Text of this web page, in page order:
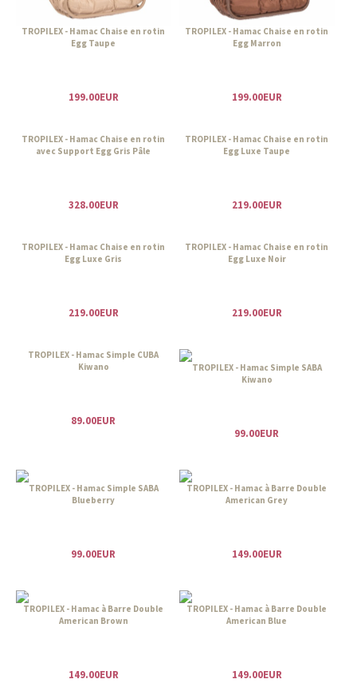
TROPILEX - Hamac Chaise en rotin
Egg Taupe
199.00EUR
TROPILEX - Hamac Chaise en rotin
Egg Marron
199.00EUR
TROPILEX - Hamac Chaise en rotin
avec Support Egg Gris Pâle
328.00EUR
TROPILEX - Hamac Chaise en rotin
Egg Luxe Taupe
219.00EUR
TROPILEX - Hamac Chaise en rotin
Egg Luxe Gris
219.00EUR
TROPILEX - Hamac Chaise en rotin
Egg Luxe Noir
219.00EUR
TROPILEX - Hamac Simple CUBA
Kiwano
89.00EUR
TROPILEX - Hamac Simple SABA
Kiwano
99.00EUR
TROPILEX - Hamac Simple SABA
Blueberry
99.00EUR
TROPILEX - Hamac à Barre Double
American Grey
149.00EUR
TROPILEX - Hamac à Barre Double
American Brown
149.00EUR
TROPILEX - Hamac à Barre Double
American Blue
149.00EUR